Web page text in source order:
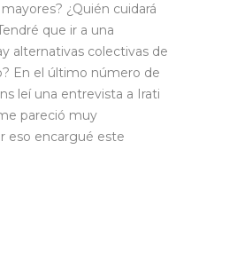
¿Quién cuidará
que ir a una
alternativas colectivas de
En el último número de
leí una entrevista a Irati
pareció muy
eso encargué este